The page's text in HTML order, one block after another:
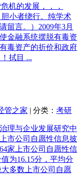
机的发展，，，
小者绕行。纯学术
留言。）2009年3月
金融系统摆脱有毒资
毒资产的折价和政府
拭目 ...
管之家 | 分类： 考研
理与企业发展研究中
市公司自愿性信息披
家上市公司自愿性信
为16.15分，平均分
多数上市公司自愿